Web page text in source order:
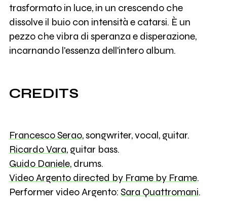
trasformato in luce, in un crescendo che
dissolve il buio con intensità e catarsi. È un
pezzo che vibra di speranza e disperazione,
incarnando l'essenza dell'intero album.
CREDITS
Francesco Serao, songwriter, vocal, guitar.
Ricardo Vara, guitar bass.
Guido Daniele, drums.
Video Argento directed by Frame by Frame.
Performer video Argento: Sara Quattromani.